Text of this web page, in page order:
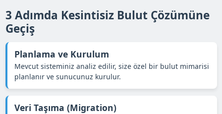
3 Adımda Kesintisiz Bulut Çözümüne
Geçiş
Planlama ve Kurulum
Mevcut sisteminiz analiz edilir, size özel bir bulut mimarisi
planlanır ve sunucunuz kurulur.
Veri Taşıma (Migration)